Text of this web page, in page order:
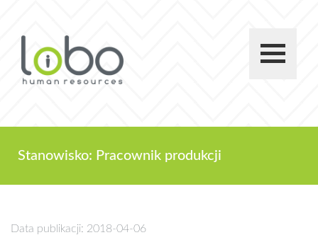
Stanowisko: Pracownik produkcji
Data publikacji: 2018-04-06